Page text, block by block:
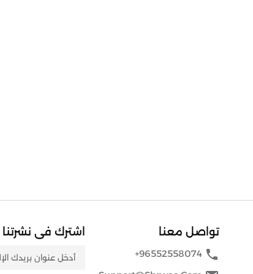
تواصل معنا
phone
+96552558074
اشترك فى نشرتنا